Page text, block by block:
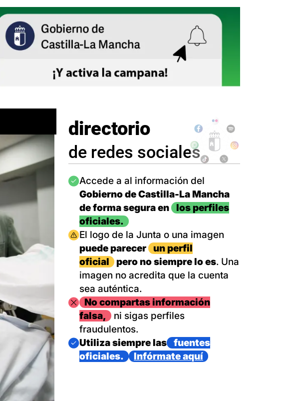
directorio
de redes sociales
Imagen
Accede a al información del
Gobierno de Castilla-La Mancha
de forma segura en
los perfiles
oficiales.
Imagen
El logo de la Junta o una imagen
puede parecer
un perfil
oficial
pero no siempre lo es. Una
imagen no acredita que la cuenta
sea auténtica.
ImagenNo compartas información
falsa,
ni sigas perfiles
fraudulentos.
Imagen
Utiliza siempre las
fuentes
oficiales.
Infórmate aquí